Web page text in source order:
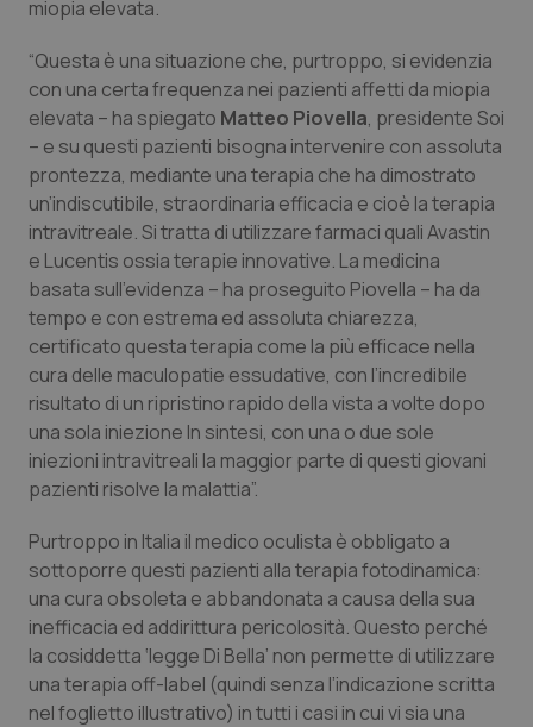
Liguria
Lombardia
Marche
Molise
Piemonte
Provincia Autonoma di Bolzano
Provincia Autonoma di Trento
Puglia
Sicilia
Toscana
Umbria
Disturbi dell’umore
Dolore
Donna & Salute
Epatiti
HIV
Infezioni & Febbre
Ipertensione & Scompenso
Malattie rare
Neuroscienze & patologie neurodegenerative
Obesità
Oftalmologia
miopia elevata.
“Questa è una situazione che, purtroppo, si evidenzia
con una certa frequenza nei pazienti affetti da miopia
elevata – ha spiegato Matteo Piovella, presidente Soi
– e su questi pazienti bisogna intervenire con assoluta
prontezza, mediante una terapia che ha dimostrato
un’indiscutibile, straordinaria efficacia e cioè la terapia
intravitreale. Si tratta di utilizzare farmaci quali Avastin
e Lucentis ossia terapie innovative. La medicina
basata sull’evidenza – ha proseguito Piovella – ha da
tempo e con estrema ed assoluta chiarezza,
certificato questa terapia come la più efficace nella
cura delle maculopatie essudative, con l’incredibile
risultato di un ripristino rapido della vista a volte dopo
una sola iniezione In sintesi, con una o due sole
iniezioni intravitreali la maggior parte di questi giovani
pazienti risolve la malattia”.
Purtroppo in Italia il medico oculista è obbligato a
sottoporre questi pazienti alla terapia fotodinamica:
una cura obsoleta e abbandonata a causa della sua
inefficacia ed addirittura pericolosità. Questo perché
la cosiddetta ‘legge Di Bella’ non permette di utilizzare
una terapia off-label (quindi senza l’indicazione scritta
nel foglietto illustrativo) in tutti i casi in cui vi sia una